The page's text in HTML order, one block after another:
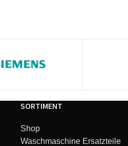
SORTIMENT
Shop
Waschmaschine Ersatzteile